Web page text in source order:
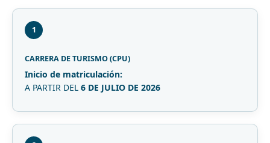
1
CARRERA DE TURISMO (CPU)
Inicio de matriculación:
A PARTIR DEL 6 DE JULIO DE 2026